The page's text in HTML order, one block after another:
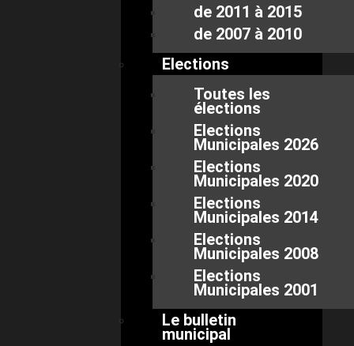
de 2011 à 2015
de 2007 à 2010
Elections
Toutes les
élections
Elections
Municipales 2026
Elections
Municipales 2020
Elections
Municipales 2014
Elections
Municipales 2008
Elections
Municipales 2001
Le bulletin
municipal